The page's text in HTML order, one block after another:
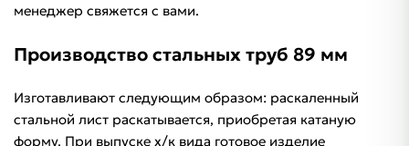
менеджер свяжется с вами.
Производство стальных труб 89 мм
Изготавливают следующим образом: раскаленный
стальной лист раскатывается, приобретая катаную
форму. При выпуске х/к вида готовое изделие